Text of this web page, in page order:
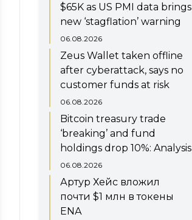
$65K as US PMI data brings
new ‘stagflation’ warning
06.08.2026
Zeus Wallet taken offline
after cyberattack, says no
customer funds at risk
06.08.2026
Bitcoin treasury trade
‘breaking’ and fund
holdings drop 10%: Analysis
06.08.2026
Артур Хейс вложил
почти $1 млн в токены
ENA